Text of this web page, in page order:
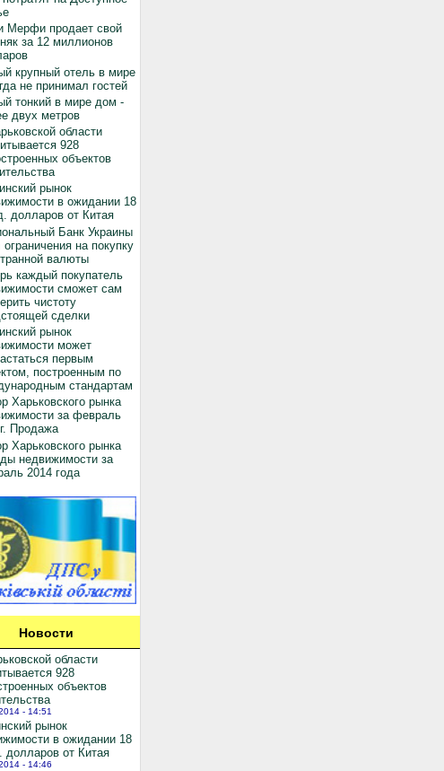
Мерфи продает свой
за 12 миллионов
крупный отель в мире
не принимал гостей
тонкий в мире дом -
двух метров
области
928
объектов
рынок
в ожидании 18
долларов от Китая
Банк Украины
ограничения на покупку
валюты
каждый покупатель
сможет сам
чистоту
сделки
рынок
может
первым
построенным по
стандартам
Харьковского рынка
за февраль
Продажа
Харьковского рынка
недвижимости за
2014 года
Новости
области
928
объектов
- 14:51
рынок
в ожидании 18
долларов от Китая
- 14:46